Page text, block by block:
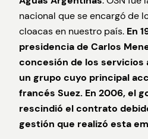
nacional que se encargó de
cloacas en nuestro país. En
presidencia de Carlos
concesión de los servicios
un grupo cuyo principal
francés Suez. En 2006, el
rescindió el contrato
gestión que realizó esta